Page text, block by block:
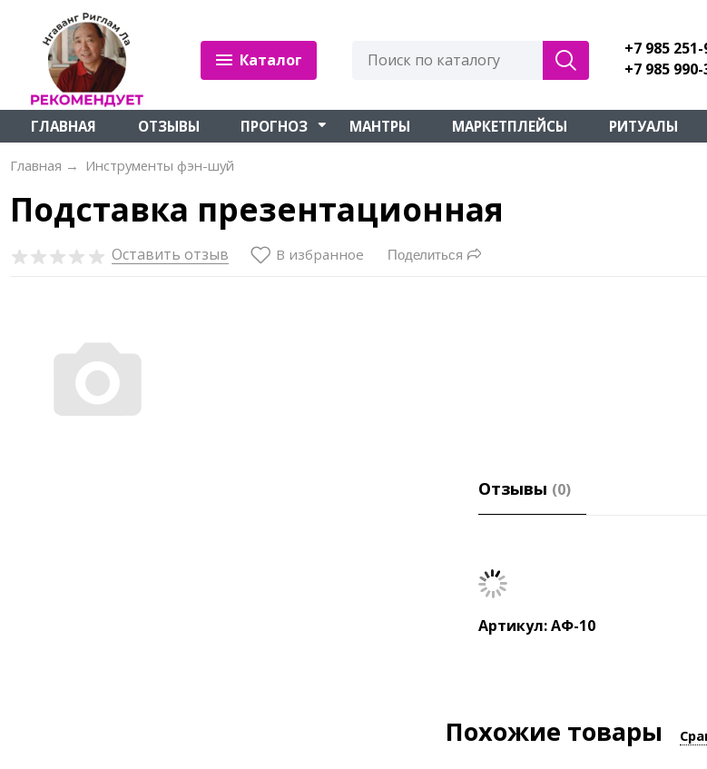
Каталог
+7 985 251-
+7 985
ГЛАВНАЯ ОТЗЫВЫ ПРОГНОЗ МАНТРЫ МАРКЕТПЛЕЙСЫ РИТУАЛЫ
Главная → Инструменты фэн-шуй
Подставка презентационная
Оставить отзыв В избранное Поделиться
Отзывы (0)
Артикул: АФ-10
Похожие товары